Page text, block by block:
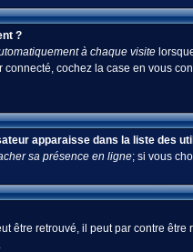
?
à chaque visite
cochez la case en vous
apparaisse dans la liste des
sa présence en ligne; si vous
être retrouvé, il peut par contre